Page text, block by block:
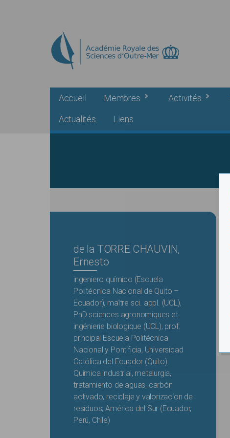
Accueil Membres Activités
Actualités Liens
de la TORRE CHAUVIN,
Ernesto
ingeniero químico (Escuela
Politécnica Nacional de Quito –
Ecuador), maître sci. appl. (UCL),
PhD sciences agronomiques et
ingénierie biologique (UCL), prof.
principal Escuela Politécnica
Nacional y Pontificia, Universidad
Católica del Ecuador (Quito).
Química industrial, metalurgia,
tratamiento de aguas, carbón
activado, reciclaje y valorizacíon de
residuos; América del Sur (Ecuador,
Perú, Chile)